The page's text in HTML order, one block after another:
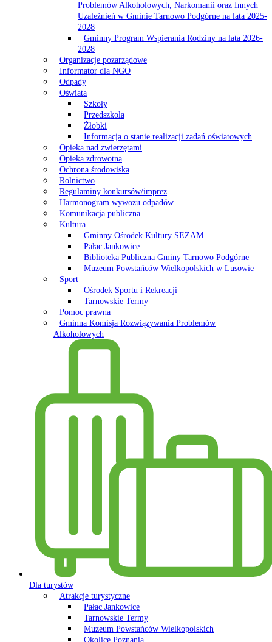
Problemów Alkoholowych, Narkomanii oraz Innych
Uzależnień w Gminie Tarnowo Podgórne na lata 2025-
2028
Gminny Program Wspierania Rodziny na lata 2026-
2028
Organizacje pozarządowe
Informator dla NGO
Odpady
Oświata
Szkoły
Przedszkola
Żłobki
Informacja o stanie realizacji zadań oświatowych
Opieka nad zwierzętami
Opieka zdrowotna
Ochrona środowiska
Rolnictwo
Regulaminy konkursów/imprez
Harmonogram wywozu odpadów
Komunikacja publiczna
Kultura
Gminny Ośrodek Kultury SEZAM
Pałac Jankowice
Biblioteka Publiczna Gminy Tarnowo Podgórne
Muzeum Powstańców Wielkopolskich w Lusowie
Sport
Ośrodek Sportu i Rekreacji
Tarnowskie Termy
Pomoc prawna
Gminna Komisja Rozwiązywania Problemów
Alkoholowych
Dla turystów
Atrakcje turystyczne
Pałac Jankowice
Tarnowskie Termy
Muzeum Powstańców Wielkopolskich
Okolice Poznania